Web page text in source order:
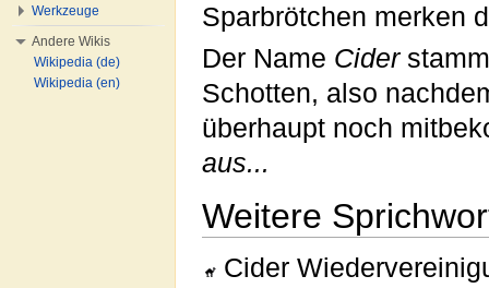
Sparbrötchen merken
Der Name Cider
Schotten, also
überhaupt noch
aus...
Weitere
Cider
Werkzeuge
Andere Wikis
Wikipedia (de)
Wikipedia (en)